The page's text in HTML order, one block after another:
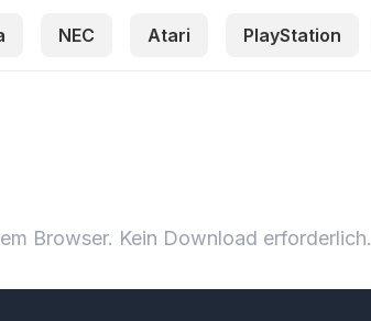
NEC Atari PlayStation
Browser. Kein Download erforderlich.